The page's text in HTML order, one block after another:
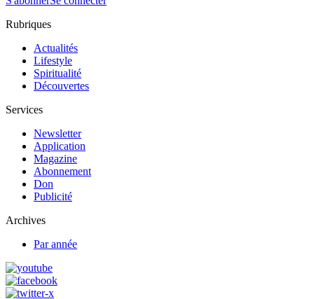
Rubriques
Actualités
Lifestyle
Spiritualité
Découvertes
Services
Newsletter
Application
Magazine
Abonnement
Don
Publicité
Archives
Par année